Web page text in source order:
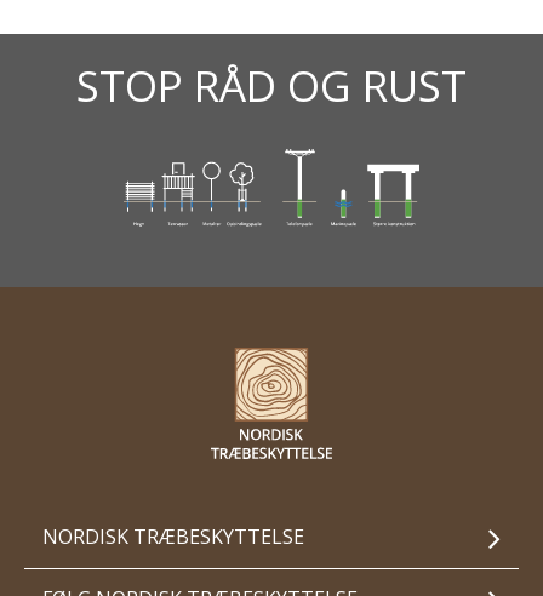
STOP RÅD OG RUST
NORDISK TRÆBESKYTTELSE